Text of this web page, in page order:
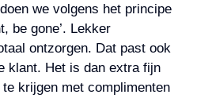
we volgens het principe
be gone’. Lekker
ontzorgen. Dat past ook
klant. Het is dan extra fijn
krijgen met complimenten